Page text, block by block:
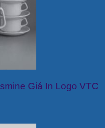
Giá In Logo VTC